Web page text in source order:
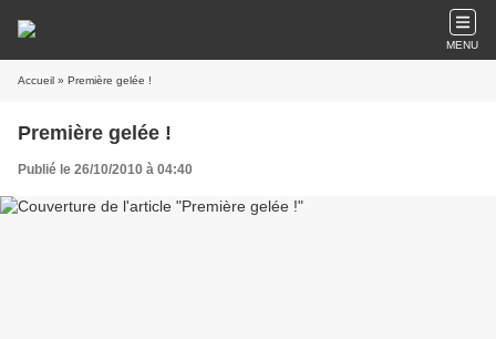
MENU
Accueil » Première gelée !
Première gelée !
Publié le 26/10/2010 à 04:40